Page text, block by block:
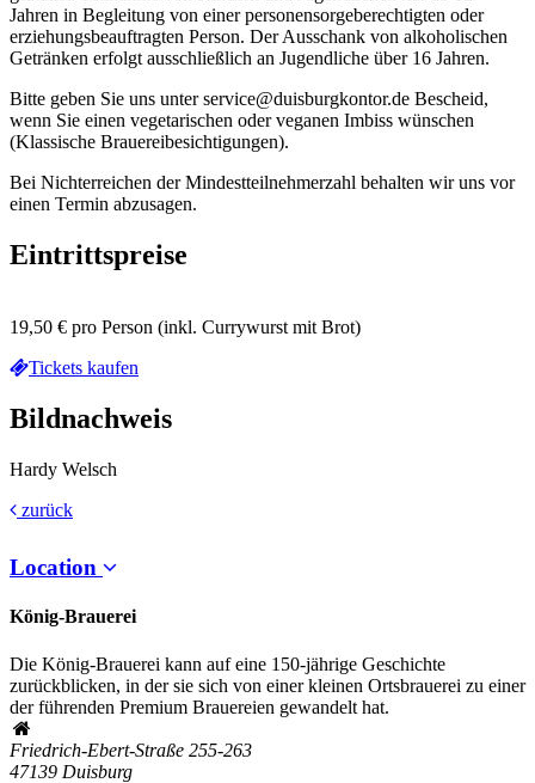
Jahren in Begleitung von einer personensorgeberechtigten oder
erziehungsbeauftragten Person. Der Ausschank von alkoholischen
Getränken erfolgt ausschließlich an Jugendliche über 16 Jahren.
Bitte geben Sie uns unter service@duisburgkontor.de Bescheid,
wenn Sie einen vegetarischen oder veganen Imbiss wünschen
(Klassische Brauereibesichtigungen).
Bei Nichterreichen der Mindestteilnehmerzahl behalten wir uns vor
einen Termin abzusagen.
Eintrittspreise
19,50 € pro Person (inkl. Currywurst mit Brot)
Tickets kaufen
Bildnachweis
Hardy Welsch
zurück
Location
König-Brauerei
Die König-Brauerei kann auf eine 150-jährige Geschichte
zurückblicken, in der sie sich von einer kleinen Ortsbrauerei zu einer
der führenden Premium Brauereien gewandelt hat.
Friedrich-Ebert-Straße 255-263
47139 Duisburg